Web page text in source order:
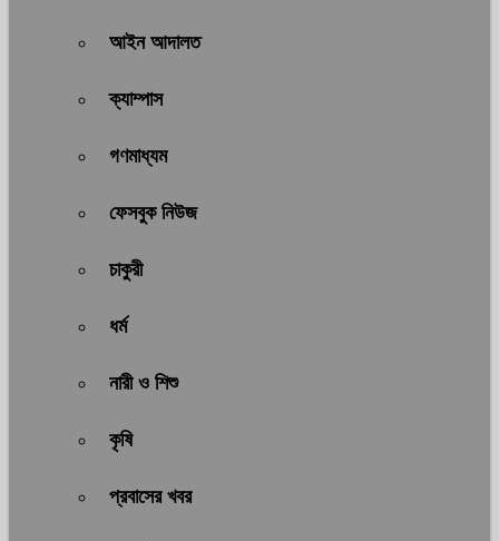
আইন আদালত
ক্যাম্পাস
গণমাধ্যম
ফেসবুক নিউজ
চাকুরী
ধর্ম
নারী ও শিশু
কৃষি
প্রবাসের খবর